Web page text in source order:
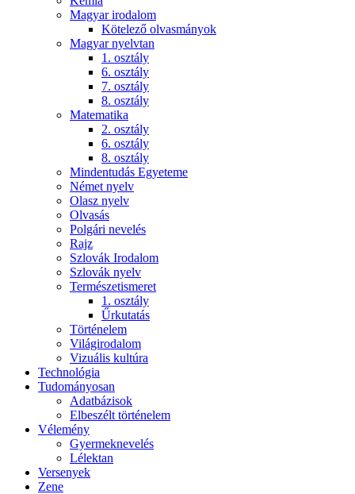
Magyar irodalom
Kötelező olvasmányok
Magyar nyelvtan
1. osztály
6. osztály
7. osztály
8. osztály
Matematika
2. osztály
6. osztály
8. osztály
Mindentudás Egyeteme
Német nyelv
Olasz nyelv
Olvasás
Polgári nevelés
Rajz
Szlovák Irodalom
Szlovák nyelv
Természetismeret
1. osztály
Űrkutatás
Történelem
Világirodalom
Vizuális kultúra
Technológia
Tudományosan
Adatbázisok
Elbeszélt történelem
Vélemény
Gyermeknevelés
Lélektan
Versenyek
Zene